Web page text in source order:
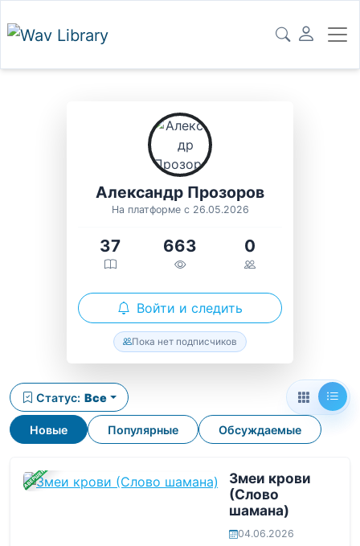
Александр Прозоров
На платформе с 26.05.2026
37 663 0
Войти и следить
Пока нет подписчиков
Новые Популярные Обсуждаемые
Статус: Все
ЗАВЕРШЕНА
Змеи крови
(Слово
шамана)
04.06.2026